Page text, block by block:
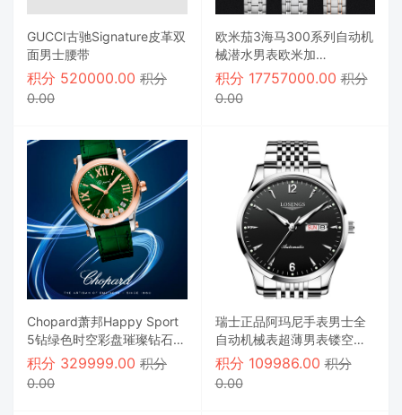
GUCCI古驰Signature皮革双
面男士腰带
积分 520000.00 积分
0.00
欧米茄3海马300系列自动机
械潜水男表欧米加
210.22.42.20.01.001.
积分 17757000.00积分
0.00
Chopard萧邦Happy Sport
5钻绿色时空彩盘璀璨钻石石
英女士手表
积分 329999.00 积分
0.00
瑞士正品阿玛尼手表男士全
自动机械表超薄男表镂空防
水夜光腕表
积分 109986.00积分
0.00